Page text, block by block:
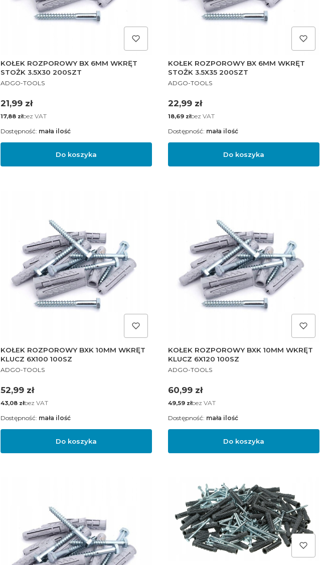
KOŁEK ROZPOROWY BX 6MM WKRĘT
STOŻK 3.5X30 200SZT
PRODUCENT
ADGO-TOOLS
Cena
21,99 zł
Cena
17,88 złbez VAT
Do koszyka
Dostępność: mała ilość
KOŁEK ROZPOROWY BX 6MM WKRĘT
STOŻK 3.5X35 200SZT
PRODUCENT
ADGO-TOOLS
Cena
22,99 zł
Cena
18,69 złbez VAT
Do koszyka
Dostępność: mała ilość
KOŁEK ROZPOROWY BXK 10MM WKRĘT
KLUCZ 6X100 100SZ
PRODUCENT
ADGO-TOOLS
Cena
52,99 zł
Cena
43,08 złbez VAT
Do koszyka
Dostępność: mała ilość
KOŁEK ROZPOROWY BXK 10MM WKRĘT
KLUCZ 6X120 100SZ
PRODUCENT
ADGO-TOOLS
Cena
60,99 zł
Cena
49,59 złbez VAT
Do koszyka
Dostępność: mała ilość